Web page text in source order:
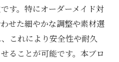
す。特にオーダーメイド対
せた細やかな調整や素材選
これにより安全性や耐久
ることが可能です。本ブロ